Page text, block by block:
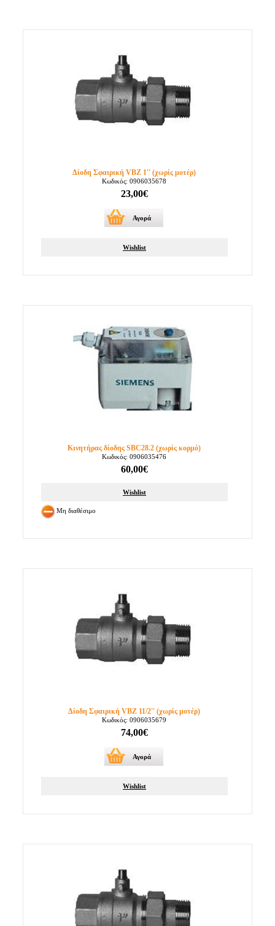
Δίοδη Σφαιρική VBZ 1'' (χωρίς μοτέρ)
Κωδικός: 0906035678
23,00€
Αγορά
Wishlist
Κινητήρας δίοδης SBC28.2 (χωρίς κορμό)
Κωδικός: 0906035476
60,00€
Wishlist
Μη διαθέσιμο
Δίοδη Σφαιρική VBZ 11/2'' (χωρίς μοτέρ)
Κωδικός: 0906035679
74,00€
Αγορά
Wishlist